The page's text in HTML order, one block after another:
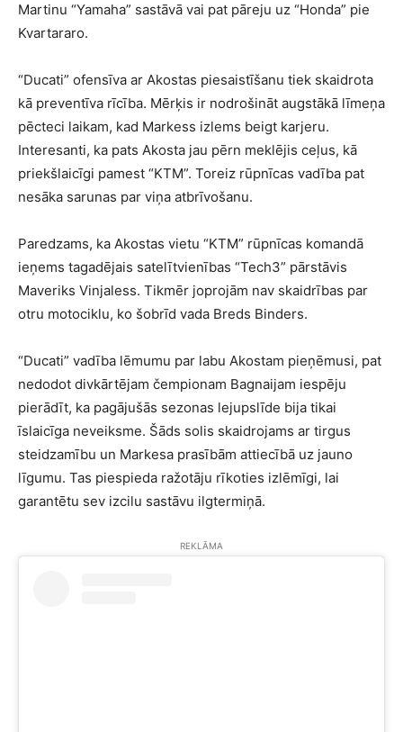
Martinu “Yamaha” sastāvā vai pat pāreju uz “Honda” pie
Kvartararo.
“Ducati” ofensīva ar Akostas piesaistīšanu tiek skaidrota
kā preventīva rīcība. Mērķis ir nodrošināt augstākā līmeņa
pēcteci laikam, kad Markess izlems beigt karjeru.
Interesanti, ka pats Akosta jau pērn meklējis ceļus, kā
priekšlaicīgi pamest “KTM”. Toreiz rūpnīcas vadība pat
nesāka sarunas par viņa atbrīvošanu.
Paredzams, ka Akostas vietu “KTM” rūpnīcas komandā
ieņems tagadējais satelītvienības “Tech3” pārstāvis
Maveriks Vinjaless. Tikmēr joprojām nav skaidrības par
otru motociklu, ko šobrīd vada Breds Binders.
“Ducati” vadība lēmumu par labu Akostam pieņēmusi, pat
nedodot divkārtējam čempionam Bagnaijam iespēju
pierādīt, ka pagājušās sezonas lejupslīde bija tikai
īslaicīga neveiksme. Šāds solis skaidrojams ar tirgus
steidzamību un Markesa prasībām attiecībā uz jauno
līgumu. Tas piespieda ražotāju rīkoties izlēmīgi, lai
garantētu sev izcilu sastāvu ilgtermiņā.
REKLĀMA